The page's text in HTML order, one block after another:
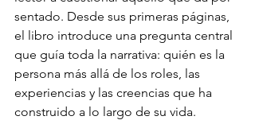
sentado. Desde sus primeras páginas,
el libro introduce una pregunta central
que guía toda la narrativa: quién es la
persona más allá de los roles, las
experiencias y las creencias que ha
construido a lo largo de su vida.